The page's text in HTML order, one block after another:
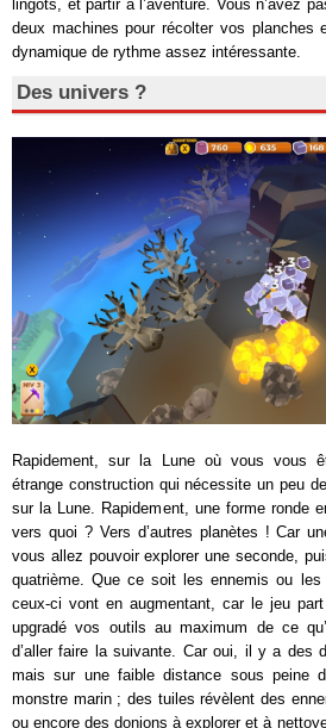
lingots, et partir à l’aventure. Vous n’avez
deux machines pour récolter vos planches
dynamique de rythme assez intéressante.
Des univers ?
Rapidement, sur la Lune où vous vous
étrange construction qui nécessite un peu
sur la Lune. Rapidement, une forme ronde
vers quoi ? Vers d’autres planètes ! Car
vous allez pouvoir explorer une seconde,
quatrième. Que ce soit les ennemis ou
ceux-ci vont en augmentant, car le jeu
upgradé vos outils au maximum de ce
d’aller faire la suivante. Car oui, il y a des
mais sur une faible distance sous peine
monstre marin ; des tuiles révèlent des
ou encore des donjons à explorer et à